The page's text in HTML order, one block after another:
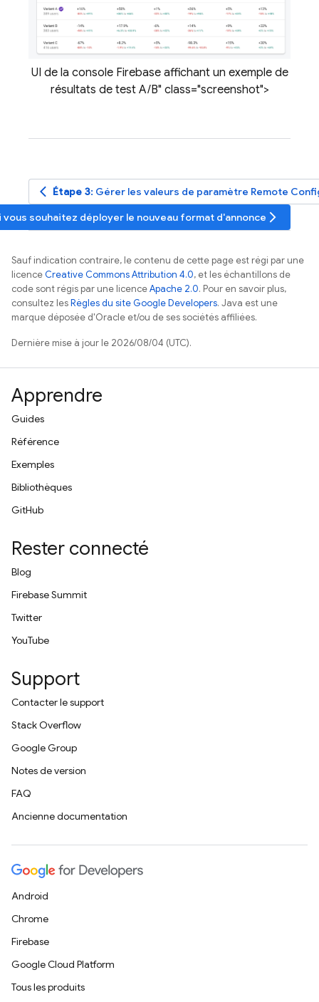
UI de la console Firebase affichant un exemple de
résultats de test A/B" class="screenshot">
arrow_back_ios Étape 3: Gérer les valeurs de paramètre Remote
vous souhaitez déployer le nouveau format d'annonce arrow_forward_ios
Sauf indication contraire, le contenu de cette page est régi par une
licenceCreative Commons Attribution 4.0, et les échantillons de
code sont régis par une licenceApache 2.0. Pour en savoir plus,
consultez lesRègles du site Google Developers. Java est une
marque déposée d'Oracle et/ou de ses sociétés affiliées.
Dernière mise à jour le 2026/08/04 (UTC).
Apprendre
Guides
Référence
Exemples
Bibliothèques
GitHub
Rester connecté
Blog
Firebase Summit
Twitter
YouTube
Support
Contacter le support
Stack Overflow
Google Group
Notes de version
FAQ
Ancienne documentation
Android
Chrome
Firebase
Google Cloud Platform
Tous les produits